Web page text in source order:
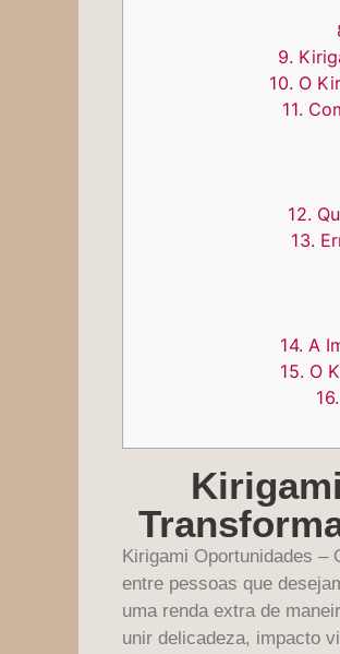
9.
10. O
11.
12.
13.
14. A
15. O
16.
Kirigami Oportunidades
entre pessoas que
uma renda extra de
unir delicadeza, impacto